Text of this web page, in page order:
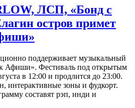
ЛСП, «Бонд с
остров примет
поддерживает музыкальный
Афиши». Фестиваль под открытым
в 12:00 и продлится до 23:00.
интерактивные зоны и фудкорт.
составят рэп, инди и